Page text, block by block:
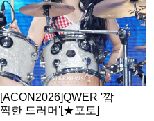
[ACON2026]QWER '깜
찍한 드러머'[★포토]